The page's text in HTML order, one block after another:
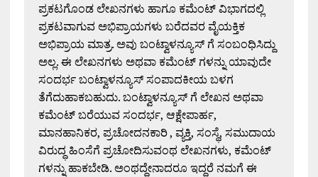
ಪ್ರಕಟಗೊಂಡ ಲೇಖನಗಳು ಹಾಗೂ ಕಮೆಂಟ್ ವಿಭಾಗದಲ್ಲಿ
ಪ್ರಕಟವಾಗುವ ಅಭಿಪ್ರಾಯಗಳು ಬರೆದವರ ವೈಯಕ್ತಿಕ
ಅಭಿಪ್ರಾಯ ಮಾತ್ರ. ಅವು ಬಂಟ್ವಾಳನ್ಯೂಸ್ ಗೆ ಸಂಬಂಧಿಸಿದ್ದು
ಅಲ್ಲ. ಈ ಲೇಖನಗಳು ಅಥವಾ ಕಮೆಂಟ್ ಗಳನ್ನು ಯಾವುದೇ
ಸಂದರ್ಭ ಬಂಟ್ವಾಳನ್ಯೂಸ್ ಸಂಪಾದಕೀಯ ಬಳಗ
ತೆಗೆದುಹಾಕಬಹುದು. ಬಂಟ್ವಾಳನ್ಯೂಸ್ ಗೆ ಲೇಖನ ಅಥವಾ
ಕಮೆಂಟ್ ಬರೆಯುವ ಸಂದರ್ಭ, ಆಕ್ಷೇಪಾರ್ಹ,
ಮಾನಹಾನಿಕರ, ಪ್ರಚೋದನಕಾರಿ , ವ್ಯಕ್ತಿ, ಸಂಸ್ಥೆ, ಸಮುದಾಯ
ವಿರುದ್ಧ ಹಿಂಸೆಗೆ ಪ್ರಚೋದಿಸುವಂಥ ಲೇಖನಗಳು, ಕಮೆಂಟ್
ಗಳನ್ನು ಹಾಕಬೇಡಿ. ಅಂಥದ್ದೇನಾದರೂ ಇದ್ದರೆ ನಮಗೆ ಈ